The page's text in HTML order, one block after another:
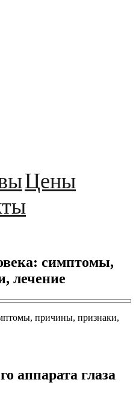
Цены
симптомы,
лечение
аппарата глаза